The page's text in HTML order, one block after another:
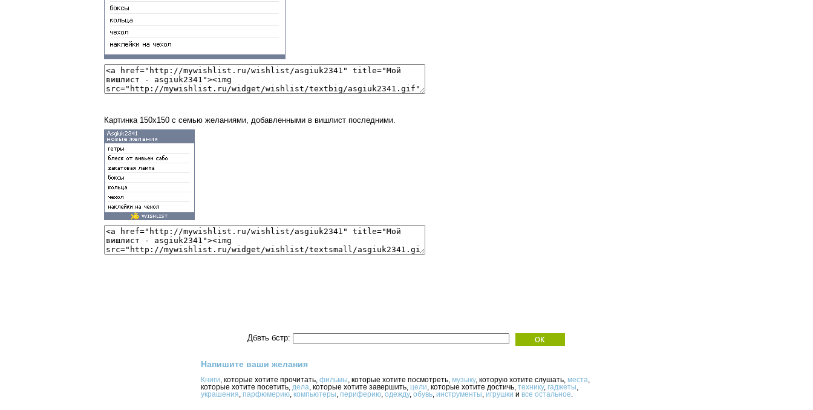
Картинка 150x150 с семью желаниями, добавленными в вишлист последними.
Дбвть бстр:
Напишите ваши желания
Книги , которые хотите прочитать, фильмы , которые хотите посмотреть, музыку, которую хотите слушать, места
которые хотите посетить, дела , которые хотите завершить, цели , которые хотите достичь, технику, гаджеты
украшения парфюмерию компьютеры периферию одежду, обувь инструменты игрушки и все остальное